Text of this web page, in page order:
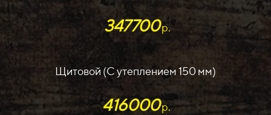
347700р.
Щитовой (С утеплением 150 мм)
416000р.